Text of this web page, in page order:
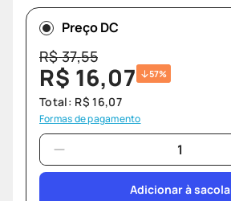
10º protetor solar
Preço DC
R$37,55
R$ 16,07 57%
Total: R$ 16,07
Formas de pagamento
Adicionar à sacola